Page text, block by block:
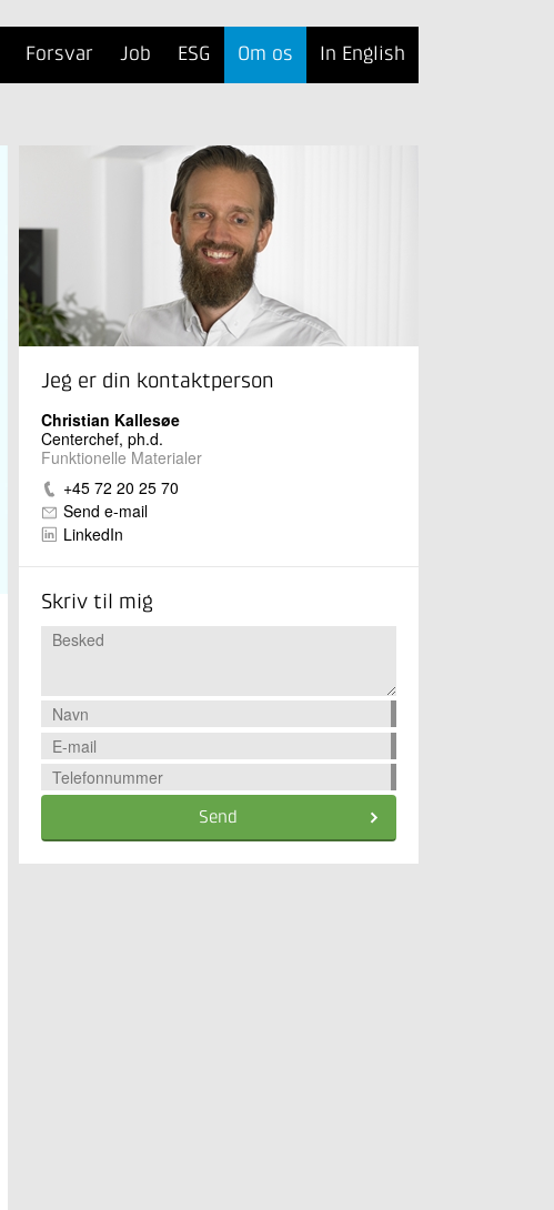
Forsvar Job ESG Om os In English
Jeg er din kontaktperson
Christian Kallesøe
Centerchef, ph.d.
Funktionelle Materialer
+45 72 20 25 70
Send e-mail
LinkedIn
Skriv til mig
Send